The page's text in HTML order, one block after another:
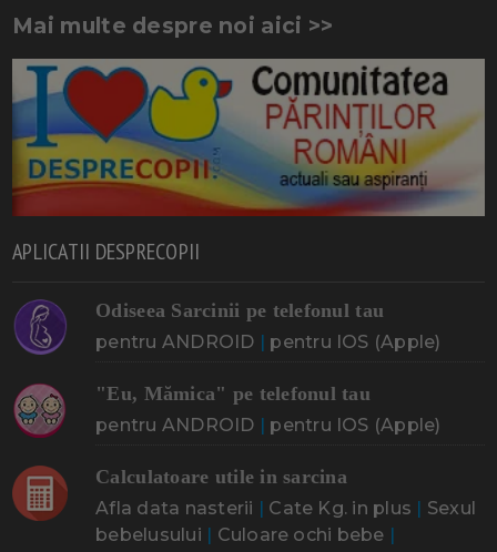
Mai multe despre noi aici >>
APLICATII DESPRECOPII
Odiseea Sarcinii pe telefonul tau
pentru ANDROID | pentru IOS (Apple)
"Eu, Mămica" pe telefonul tau
pentru ANDROID | pentru IOS (Apple)
Calculatoare utile in sarcina
Afla data nasterii | Cate Kg. in plus | Sexul
bebelusului | Culoare ochi bebe |